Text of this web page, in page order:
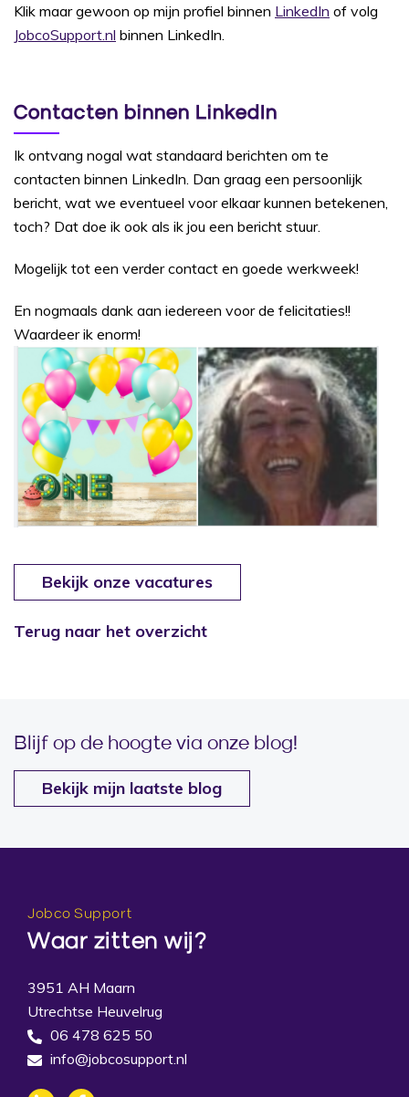
Klik maar gewoon op mijn profiel binnen LinkedIn of volg
JobcoSupport.nl binnen LinkedIn.
Contacten binnen LinkedIn
Ik ontvang nogal wat standaard berichten om te
contacten binnen LinkedIn. Dan graag een persoonlijk
bericht, wat we eventueel voor elkaar kunnen betekenen,
toch? Dat doe ik ook als ik jou een bericht stuur.
Mogelijk tot een verder contact en goede werkweek!
En nogmaals dank aan iedereen voor de felicitaties!!
Waardeer ik enorm!
Bekijk onze vacatures
Terug naar het overzicht
Blijf op de hoogte via onze blog!
Bekijk mijn laatste blog
Jobco Support
Waar zitten wij?
3951 AH Maarn
Utrechtse Heuvelrug
06 478 625 50
info@jobcosupport.nl